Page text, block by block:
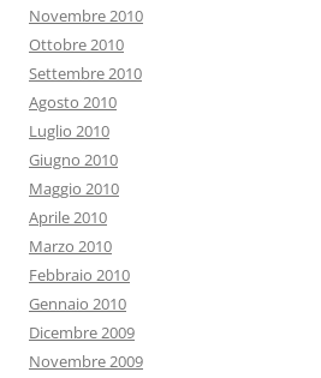
Novembre 2010
Ottobre 2010
Settembre 2010
Agosto 2010
Luglio 2010
Giugno 2010
Maggio 2010
Aprile 2010
Marzo 2010
Febbraio 2010
Gennaio 2010
Dicembre 2009
Novembre 2009